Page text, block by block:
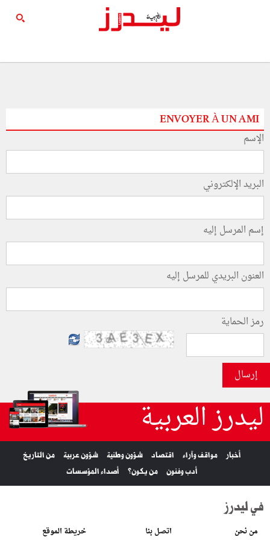
ENVOYER À UN AMI
الإسم
البريد الإلكتروني
إسم المرسل إليه
العنون البريدي للمرسل إليه
رمز الحماية
إرسال
ليدرز العربية
أخبار مواقف وآراء اقتصاد شؤون وطنية شؤون عربية
من التاريخ
أدب وفنون
من يكون؟ أصداء المؤسسات
في ليدرز
من نحن اتصل بنا خريطة الموقع